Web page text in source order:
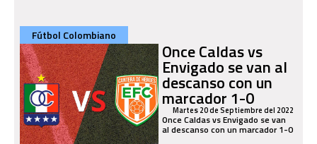
Fútbol Colombiano
Once Caldas vs
Envigado se van al
descanso con un
marcador 1-0
Martes 20 de Septiembre del 2022
Once Caldas vs Envigado se van
al descanso con un marcador 1-0